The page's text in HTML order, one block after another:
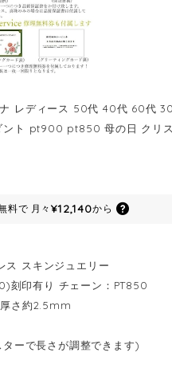
レディース 50代 40代 60代
ント pt900 pt850 母の日 クリ
料で 月々¥12,140から
ス スキンジュエリー
刻印有り チェーン：PT850
さ約2.5mm
ーで長さが調整できます)